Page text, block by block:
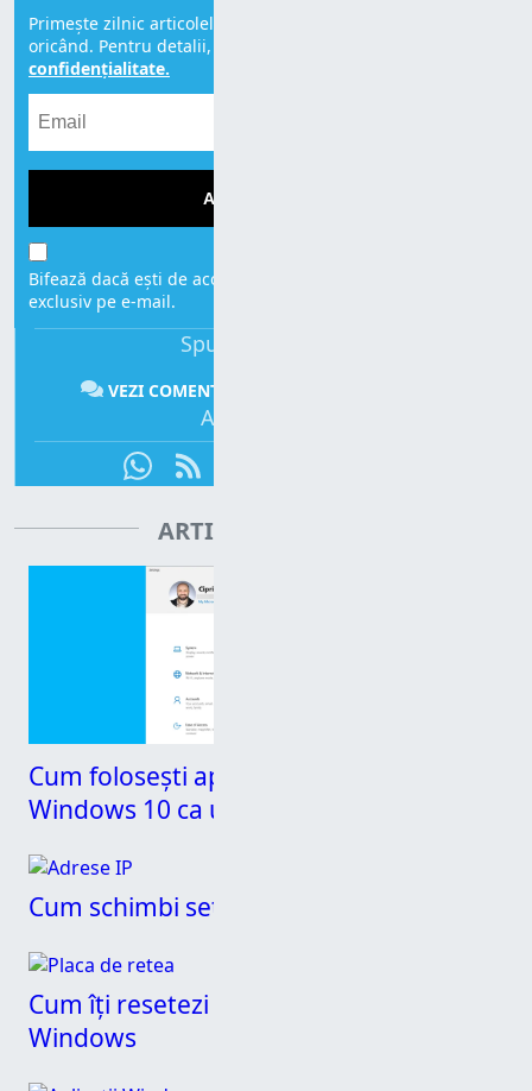
Primește zilnic articolele noastre. Te poți dezabona
oricând. Pentru detalii, citește
confidențialitate.
ABONEAZĂ-TE!
Bifează dacă ești de acord să primești mesajele noastre,
exclusiv pe e-mail.
Spune-ți părerea:
VEZI COMENTARII
Abonează-te:
ARTICOLE CONEXE
Cum folosești aplicația Setări din
Windows 10 ca un profesionist
Cum schimbi setările DNS în Windows
Cum îți resetezi plăcile de rețea din
Windows